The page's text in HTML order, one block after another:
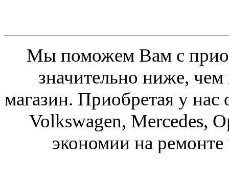
Мы поможем Вам с
значительно ниже,
магазин. Приобретая у нас
Volkswagen, Mercedes,
экономии на